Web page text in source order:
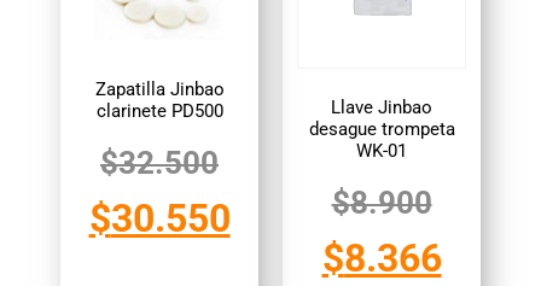
Zapatilla Jinbao
clarinete PD500
$32.500
$30.550
Llave Jinbao
desague trompeta
WK-01
$8.900
$8.366